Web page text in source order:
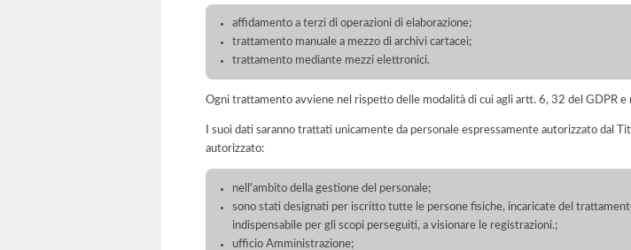
affidamento a terzi di operazioni di elaborazione;
trattamento manuale a mezzo di archivi cartacei;
trattamento mediante mezzi elettronici.
Ogni trattamento avviene nel rispetto delle modalità di cui agli artt. 6, 32 del GDPR
I suoi dati saranno trattati unicamente da personale espressamente autorizzato dal
autorizzato:
nell'ambito della gestione del personale;
sono stati designati per iscritto tutte le persone fisiche, incaricate del
indispensabile per gli scopi perseguiti, a visionare le registrazioni.;
ufficio Amministrazione;